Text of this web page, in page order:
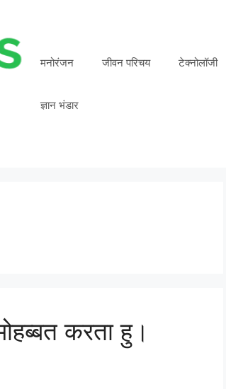
मनोरंजन जीवन परिचय टेक्नोलॉजी
ज्ञान भंडार
करता हु।